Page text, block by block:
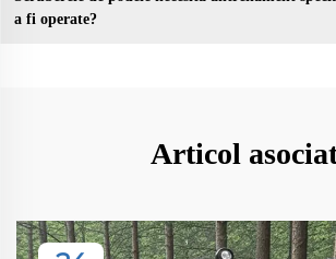
a fi operate?
Articol